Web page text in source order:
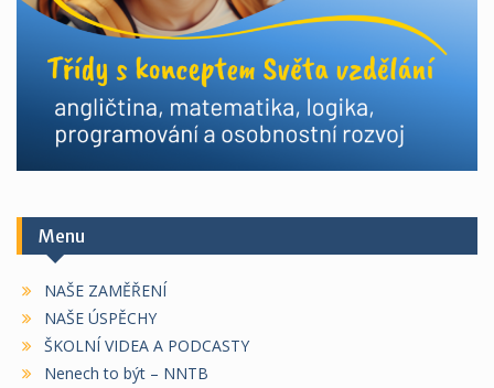
Menu
NAŠE ZAMĚŘENÍ
NAŠE ÚSPĚCHY
ŠKOLNÍ VIDEA A PODCASTY
Nenech to být – NNTB